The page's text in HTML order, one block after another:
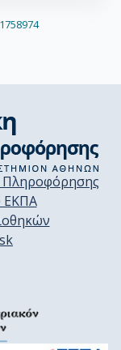
Πληροφόρησης
ΕΚΠΑ